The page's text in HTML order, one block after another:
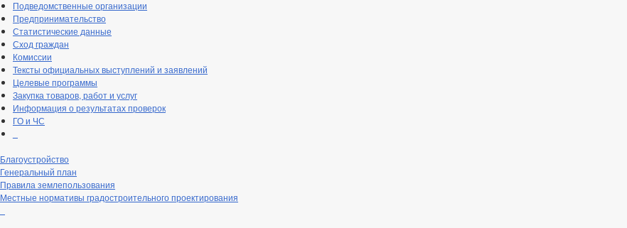
Подведомственные организации
Предпринимательство
Статистические данные
Сход граждан
Комиссии
Тексты официальных выступлений и заявлений
Целевые программы
Закупка товаров, работ и услуг
Информация о результатах проверок
ГО и ЧС
Благоустройство
Генеральный план
Правила землепользования
Местные нормативы градостроительного проектирования